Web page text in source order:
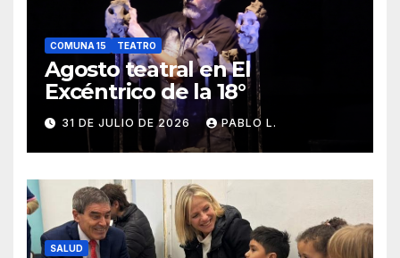
COMUNA 15 TEATRO
Agosto teatral en El
Excéntrico de la 18°
31 DE JULIO DE 2026 PABLO L.
SALUD